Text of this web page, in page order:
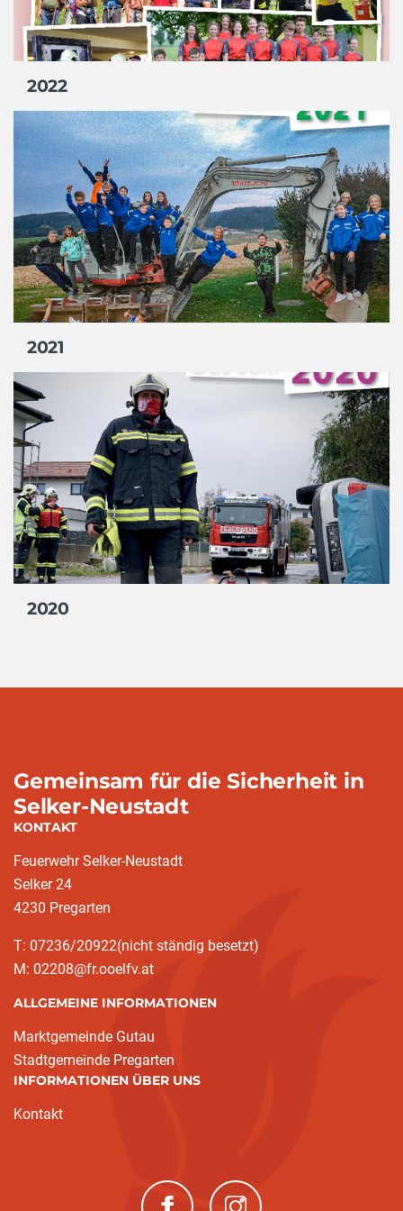
2022
2021
2020
Gemeinsam für die Sicherheit in
Selker-Neustadt
KONTAKT
Feuerwehr Selker-Neustadt
Selker 24
4230 Pregarten
T: 07236/20922(nicht ständig besetzt)
M: 02208@fr.ooelfv.at
ALLGEMEINE INFORMATIONEN
Marktgemeinde Gutau
Stadtgemeinde Pregarten
INFORMATIONEN ÜBER UNS
Kontakt